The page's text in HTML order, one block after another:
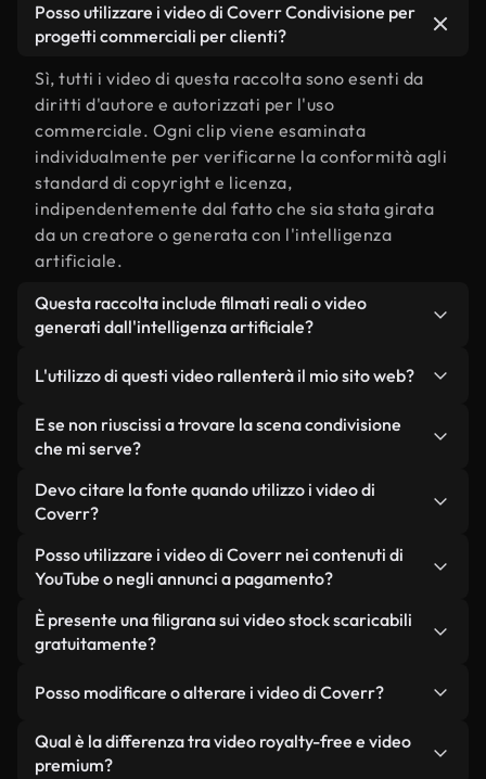
Posso utilizzare i video di Coverr Condivisione per
progetti commerciali per clienti?
Sì, tutti i video di questa raccolta sono esenti da
diritti d'autore e autorizzati per l'uso
commerciale. Ogni clip viene esaminata
individualmente per verificarne la conformità agli
standard di copyright e licenza,
indipendentemente dal fatto che sia stata girata
da un creatore o generata con l'intelligenza
artificiale.
Questa raccolta include filmati reali o video
generati dall'intelligenza artificiale?
da filmati reali, girati da persone, relativi a
condivisione, e da video generati dall'intelligenza
artificiale. Ogni video è chiaramente etichettato,
L'utilizzo di questi video rallenterà il mio sito web?
Non se scegli le nostre versioni ottimizzate.
Offriamo formati leggeri e pronti per il web,
mantengono alta la qualità, riducono al minimo i
tempi di caricamento e migliorano parametri
come LCP.
E se non riuscissi a trovare la scena condivisione
che mi serve?
Puoi crearne uno all'istante utilizzando Coverr AI
Studio. Ti basta descrivere la scena, ad esempio
pochi secondi un video personalizzato in
conformità con i nostri standard di licenza.
Devo citare la fonte quando utilizzo i video di
Coverr?
Non è richiesto alcun riconoscimento dell'autore.
Tutti i video presenti nella nostra libreria sono
senza citare il creatore, sebbene sia sempre
gradito.
Posso utilizzare i video di Coverr nei contenuti di
YouTube o negli annunci a pagamento?
Sì. Tutti i filmati di Coverr possono essere utilizzati
in video monetizzati su YouTube, promozioni sui
condizione che non si rivendano o ridistribuiscano
È presente una filigrana sui video stock scaricabili
gratuitamente?
reali o generati dall'intelligenza artificiale, include
filigrane. Avrai a disposizione filmati puliti e pronti
all'uso.
Posso modificare o alterare i video di Coverr?
Sì. Siete liberi di tagliare, ritagliare o remixare i
nostri video. Assicuratevi solo che il prodotto
Qual è la differenza tra video royalty-free e video
premium?